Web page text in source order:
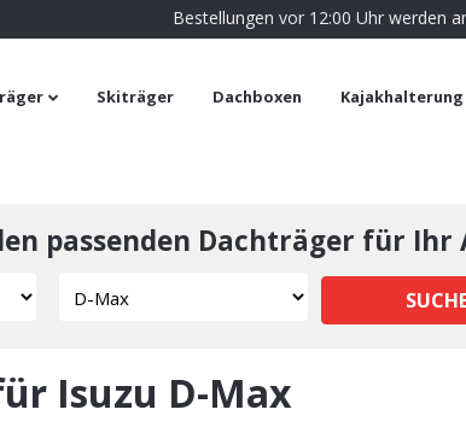
Bestellungen vor 12:00 Uhr werden
Skiträger Dachboxen Kajakhalterung
passenden Dachträger für Ihr
Isuzu D-Max